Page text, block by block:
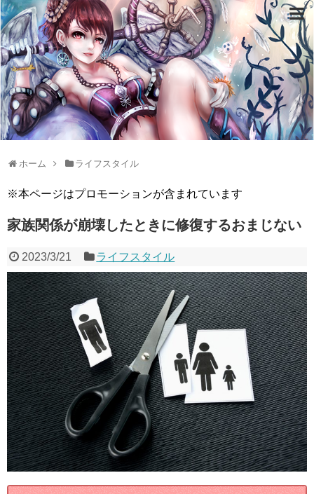
ホーム ライフスタイル
※本ページはプロモーションが含まれています
家族関係が崩壊したときに修復するおまじない
2023/3/21 ライフスタイル